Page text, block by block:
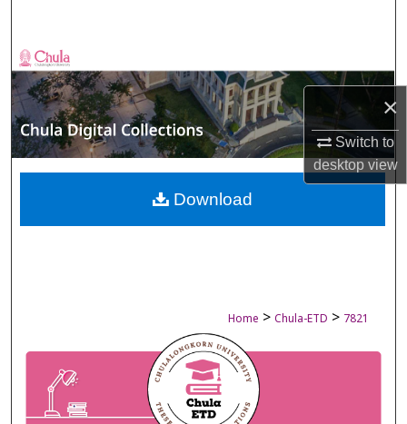
×
Switch to
desktopview
Browse Collections
My Account
About
Digital Commons Network™
Home > Chula-ETD > 7821
Download